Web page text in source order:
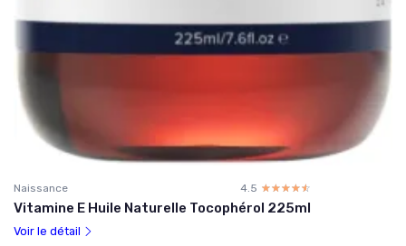
Naissance 4.5 ☆☆☆☆☆
★★★★★
Vitamine E Huile Naturelle Tocophérol 225ml
Voir le détail